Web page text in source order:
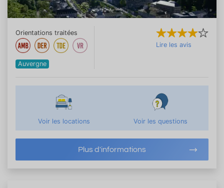
Orientations traitées
Auvergne
Lire les avis
Voir les locations Voir les questions
Plus d'informations